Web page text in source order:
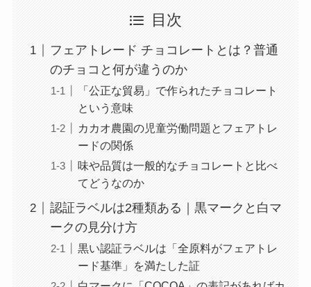
目次
フェアトレード チョコレートとは？普通
のチョコと何が違うのか
「公正な貿易」で作られたチョコレート
という意味
カカオ農園の児童労働問題とフェアトレ
ードの関係
味や品質は一般的なチョコレートと比べ
てどうなのか
認証ラベルは2種類ある｜黒マークと白マ
ークの見分け方
黒い認証ラベルは「全原料がフェアトレ
ード基準」を満たした証